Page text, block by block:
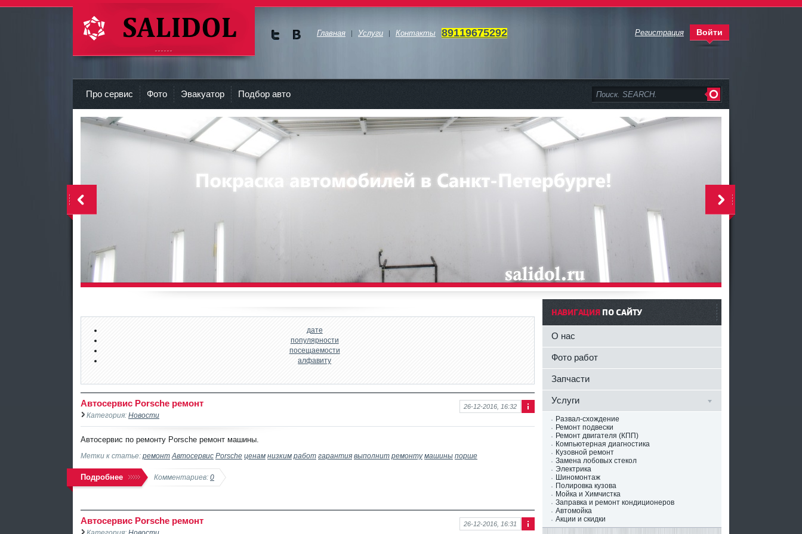
СТО Салидол | salidol в СПб и ЛО
Регистрация Войти
Главная Услуги Контакты 89119675292
Про сервис Фото Эвакуатор Подбор авто
дате
популярности
посещаемости
алфавиту
фо
26-12-2016, 16:32
Автосервис Porsche ремонт
Категория: Новости
Автосервис по ремонту Porsche ремонт машины.
Метки к статье: ремонт Автосервис Porsche ценам низким работ гарантия выполнит ремонту машины порше
Подробнее Комментариев: 0
26-12-2016, 16:31
Автосервис Porsche ремонт
НАВИГАЦИЯПО САЙТУ
О нас
Фото работ
Запчасти
Услуги
Развал-схождение
Ремонт подвески
Ремонт двигателя (КПП)
Компьютерная диагностика
Кузовной ремонт
Замена лобовых стекол
Электрика
Шиномонтаж
Полировка кузова
Мойка и Химчистка
Заправка и ремонт кондиционеров
Автомойка
Акции и скидки